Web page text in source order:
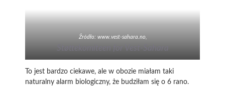
Źródło: www.vest-sahara.no,
Støttekomiteen for Vest-Sahara
To jest bardzo ciekawe, ale w obozie miałam taki
naturalny alarm biologiczny, że budziłam się o 6 rano.